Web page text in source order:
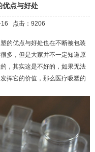
优点与好处
点击：9206
的优点与好处也在不断被包装
多，但是大家并不一定知道原
，其实这是不好的，如果无法
挥它的价值，那么医疗吸塑的